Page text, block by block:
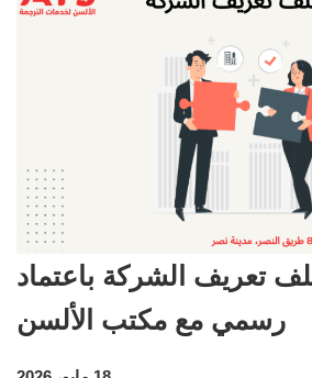
تعريف الشركة باعتماد
رسمي مع مكتب الألسن